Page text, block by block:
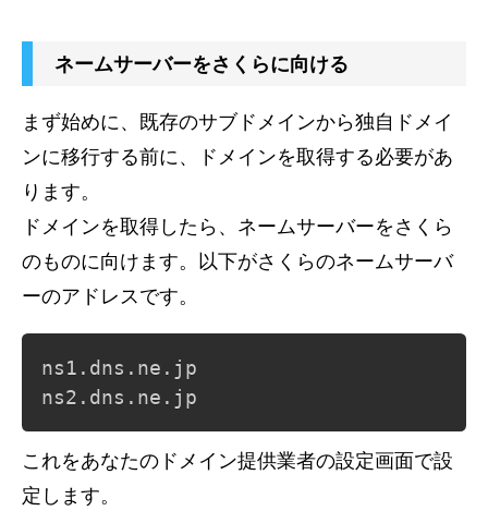
ネームサーバーをさくらに向ける
まず始めに、既存のサブドメインから独自ドメイ
ンに移行する前に、ドメインを取得する必要があ
ります。
ドメインを取得したら、ネームサーバーをさくら
のものに向けます。以下がさくらのネームサーバ
ーのアドレスです。
ns1.dns.ne.jp
ns2.dns.ne.jp
これをあなたのドメイン提供業者の設定画面で設
定します。